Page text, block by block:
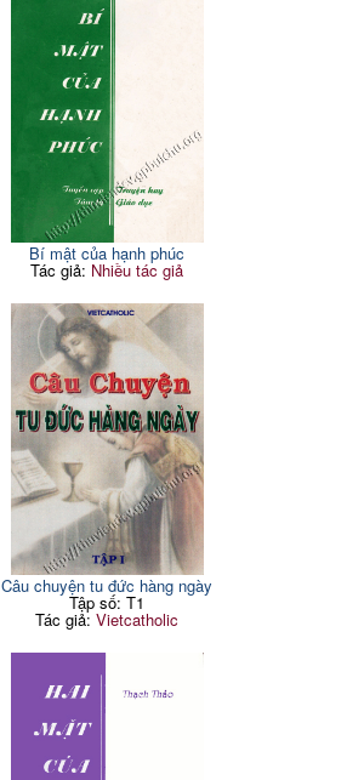
Bí mật của hạnh phúc
Tác giả: Nhiều tác giả
Câu chuyện tu đức hàng ngày
Tập số: T1
Tác giả:Vietcatholic